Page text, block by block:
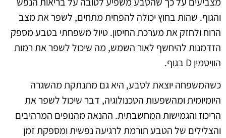
והגוף. שהות בחוץ יכולה להפחית מתחים, לשפר את מצב
הרוח ולחזק את מערכת החיסון. טיול משפחתי בטבע מספק
הזדמנות להיחשף לאור השמש, מה שיכול לשפר את רמות
הוויטמין D בגוף.
כשהמשפחה יוצאת לטבע, היא גם מתנתקת מהשגרה
היומיומית ומהשפעות הטכנולוגיה, דבר שיכול לשפר את
הריכוז והגמישות המחשבתית. ההנאה מהנופים המרהיבים
והצלילים של הטבע תורמת לרגיעה נפשית ומספקת זמן